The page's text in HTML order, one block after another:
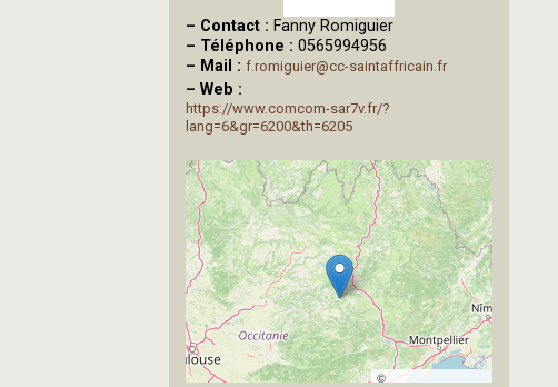
– Contact : Fanny Romiguier
– Téléphone : 0565994956
– Mail : f.romiguier@cc-saintaffricain.fr
– Web :
https://www.comcom-sar7v.fr/?
lang=6&gr=6200&th=6205
©